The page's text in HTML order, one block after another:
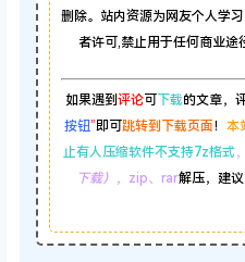
删除。站内资源为网友个人学
者许可,禁止用于任何商业途
如果遇到 评论可下载的文章，
按钮” 即可跳转到下载页面！ 本
止有人压缩软件不支持7z格式
下载） ，zip、rar解压，建